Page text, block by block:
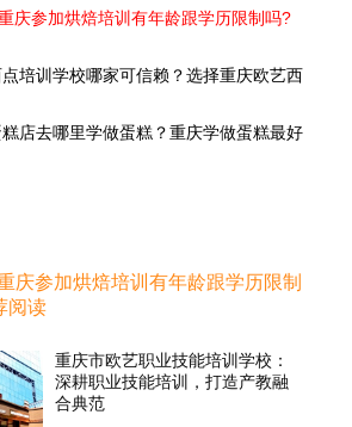
庆参加烘焙培训有年龄跟学历限制吗?
培训学校哪家可信赖？选择重庆欧艺西
店去哪里学做蛋糕？重庆学做蛋糕最好
庆参加烘焙培训有年龄跟学历限制
阅读
重庆市欧艺职业技能培训学校：
深耕职业技能培训，打造产教融
合典范